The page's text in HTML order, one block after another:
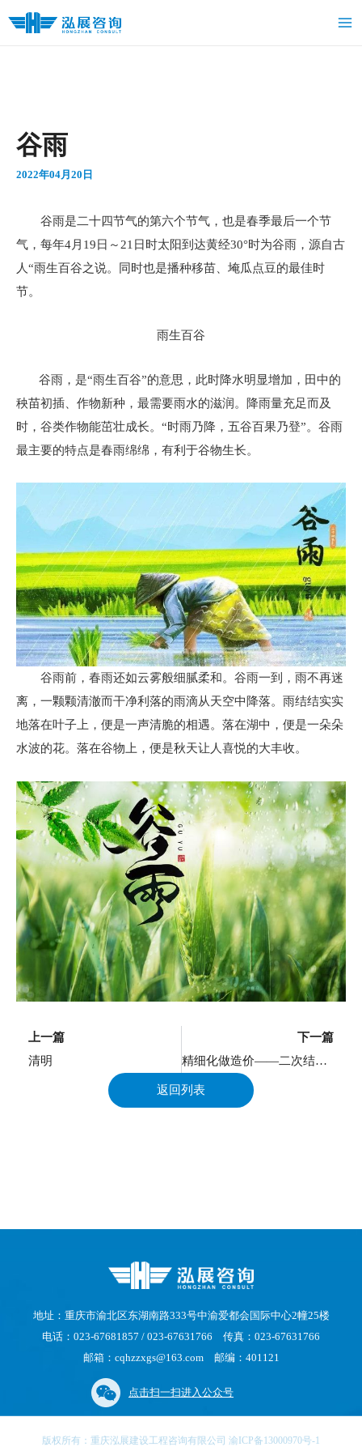
谷雨
2022年04月20日
谷雨是二十四节气的第六个节气，也是春季最后一个节
气，每年4月19日～21日时太阳到达黄经30°时为谷雨，源自古
人“雨生百谷之说。同时也是播种移苗、埯瓜点豆的最佳时
节。
雨生百谷
谷雨，是“雨生百谷”的意思，此时降水明显增加，田中的
秧苗初插、作物新种，最需要雨水的滋润。降雨量充足而及
时，谷类作物能茁壮成长。“时雨乃降，五谷百果乃登”。谷雨
最主要的特点是春雨绵绵，有利于谷物生长。
谷雨前，春雨还如云雾般细腻柔和。谷雨一到，雨不再迷
离，一颗颗清澈而干净利落的雨滴从天空中降落。雨结结实实
地落在叶子上，便是一声清脆的相遇。落在湖中，便是一朵朵
水波的花。落在谷物上，便是秋天让人喜悦的大丰收。
上一篇
清明
下一篇
精细化做造价——二次结构、屋面结构专题培训
返回列表
地址：重庆市渝北区东湖南路333号中渝爱都会国际中心2幢25楼
电话：023-67681857 / 023-67631766 传真：023-67631766
邮箱：cqhzzxgs@163.com 邮编：401121
点击扫一扫进入公众号
版权所有：重庆泓展建设工程咨询有限公司 渝ICP备13000970号-1